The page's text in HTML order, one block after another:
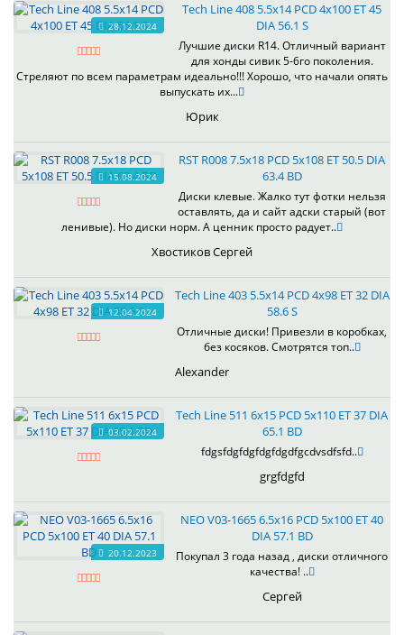
28.12.2024
Tech Line 408 5.5x14 PCD 4x100 ET 45
DIA 56.1 S
Лучшие диски R14. Отличный вариант
для хонды сивик 5-6го поколения.
Стреляют по всем параметрам идеально!!! Хорошо, что начали опять
выпускать их...
Юрик
15.08.2024
RST R008 7.5x18 PCD 5x108 ET 50.5 DIA
63.4 BD
Диски клевые. Жалко тут фотки нельзя
оставлять, да и сайт адски старый (вот
ленивые). Но диски норм. А ценник просто радует..
Хвостиков Сергей
12.04.2024
Tech Line 403 5.5x14 PCD 4x98 ET 32 DIA
58.6 S
Отличные диски! Привезли в коробках,
без косяков. Смотрятся топ..
Alexander
03.02.2024
Tech Line 511 6x15 PCD 5x110 ET 37 DIA
65.1 BD
fdgsfdgfdgfdgfdgdfgcdvsdfsfd..
grgfdgfd
20.12.2023
NEO V03-1665 6.5x16 PCD 5x100 ET 40
DIA 57.1 BD
Покупал 3 года назад , диски отличного
качества! ..
Сергей